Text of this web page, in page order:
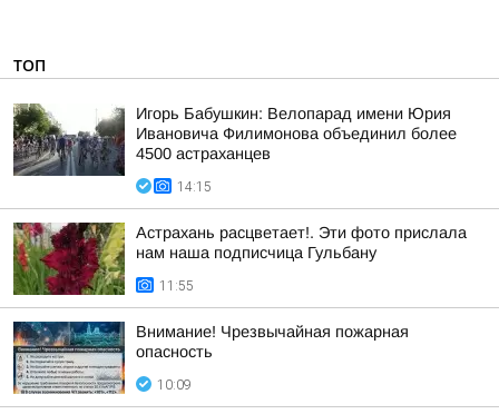
ТОП
Игорь Бабушкин: Велопарад имени Юрия
Ивановича Филимонова объединил более
4500 астраханцев
14:15
Астрахань расцветает!. Эти фото прислала
нам наша подписчица Гульбану
11:55
Внимание! Чрезвычайная пожарная
опасность
10:09